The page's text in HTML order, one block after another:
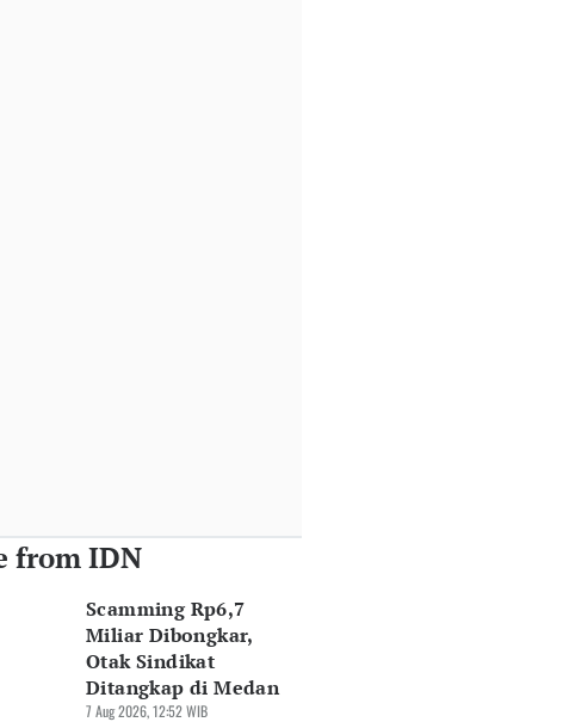
from IDN
Scamming Rp6,7
Miliar Dibongkar,
Otak Sindikat
Ditangkap di Medan
7 Aug 2026, 12:52 WIB